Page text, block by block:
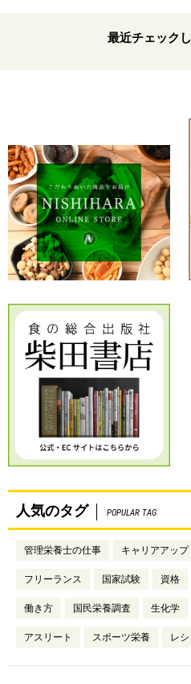
最近チェック
人気のタグ POPULAR TAG
管理栄養士の仕事 キャリアアップ
フリーランス 国家試験 資格
働き方 国民栄養調査 生化学
アスリート スポーツ栄養 レ